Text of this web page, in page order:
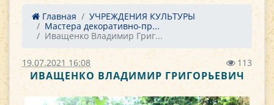
Главная
УЧРЕЖДЕНИЯ КУЛЬТУРЫ
Мастера декоративно-пр...
Иващенко Владимир Григ...
19.07.2021 16:08 113
ИВАЩЕНКО ВЛАДИМИР ГРИГОРЬЕВИЧ